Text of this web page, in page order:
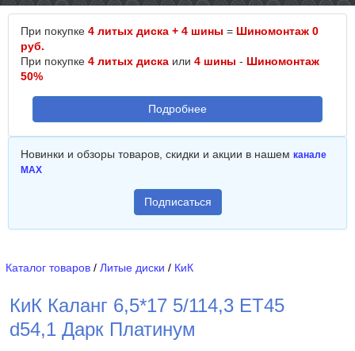
При покупке 4 литых диска + 4 шины = Шиномонтаж 0
руб.
При покупке 4 литых диска или 4 шины - Шиномонтаж
50%
Подробнее
Новинки и обзоры товаров, скидки и акции в нашем канале
MAX
Подписаться
Каталог товаров / Литые диски / КиК
КиК Каланг 6,5*17 5/114,3 ET45
d54,1 Дарк Платинум